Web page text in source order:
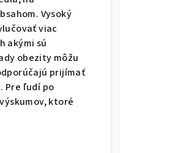
Vysoký
viac
akými sú
obezity môžu
prijímať
Pre ľudí po
ktoré